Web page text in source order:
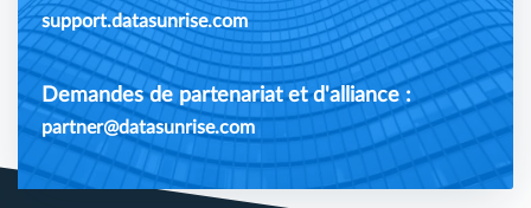
support.datasunrise.com
Demandes de partenariat et d'alliance :
partner@datasunrise.com